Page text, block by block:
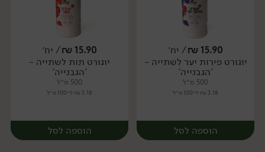
יח׳ יח׳
15.90
₪/ יח׳
יוגורט פירות יער לשתייה -
'הגבנייה'
500 מ״ל
3.18 ₪ ל-100 מ״ל
הוספה לסל
15.90
₪/ יח׳
יוגורט תות לשתייה -
'הגבנייה'
500 מ״ל
3.18 ₪ ל-100 מ״ל
הוספה לסל